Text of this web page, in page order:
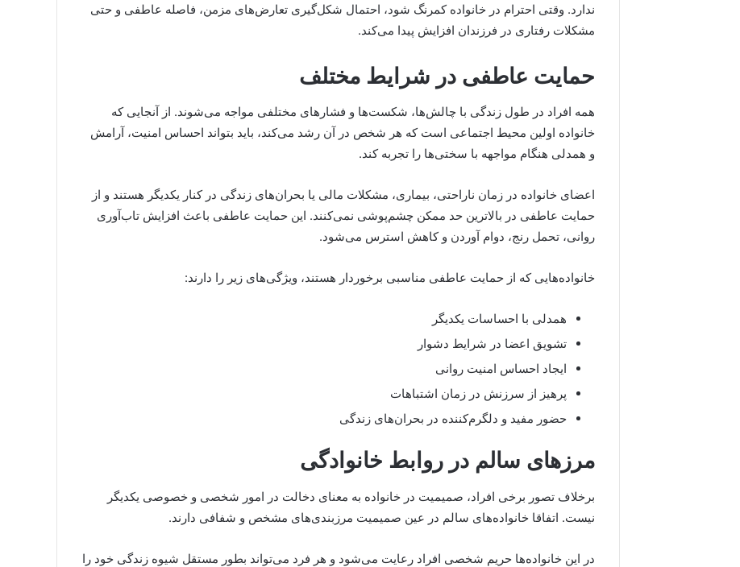
ندارد. وقتی احترام در خانواده کمرنگ شود، احتمال شکل‌گیری تعارض‌های مزمن، فاصله عاطفی و حتی
مشکلات رفتاری در فرزندان افزایش پیدا می‌کند.
حمایت عاطفی در شرایط مختلف
همه افراد در طول زندگی با چالش‌ها، شکست‌ها و فشارهای مختلفی مواجه می‌شوند. از آنجایی که
خانواده اولین محیط اجتماعی است که هر شخص در آن رشد می‌کند، باید بتواند احساس امنیت، آرامش
و همدلی هنگام مواجهه با سختی‌ها را تجربه کند.
اعضای خانواده در زمان ناراحتی، بیماری، مشکلات مالی یا بحران‌های زندگی در کنار یکدیگر هستند و از
حمایت عاطفی در بالاترین حد ممکن چشم‌پوشی نمی‌کنند. این حمایت عاطفی باعث افزایش تاب‌آوری
روانی، تحمل رنج، دوام آوردن و کاهش استرس می‌شود.
خانواده‌هایی که از حمایت عاطفی مناسبی برخوردار هستند، ویژگی‌های زیر را دارند:
همدلی با احساسات یکدیگر
تشویق اعضا در شرایط دشوار
ایجاد احساس امنیت روانی
پرهیز از سرزنش در زمان اشتباهات
حضور مفید و دلگرم‌کننده در بحران‌های زندگی
مرزهای سالم در روابط خانوادگی
برخلاف تصور برخی افراد، صمیمیت در خانواده به معنای دخالت در امور شخصی و خصوصی یکدیگر
نیست. اتفاقا خانواده‌های سالم در عین صمیمیت مرزبندی‌های مشخص و شفافی دارند.
در این خانواده‌ها حریم شخصی افراد رعایت می‌شود و هر فرد می‌تواند بطور مستقل شیوه زندگی خود را